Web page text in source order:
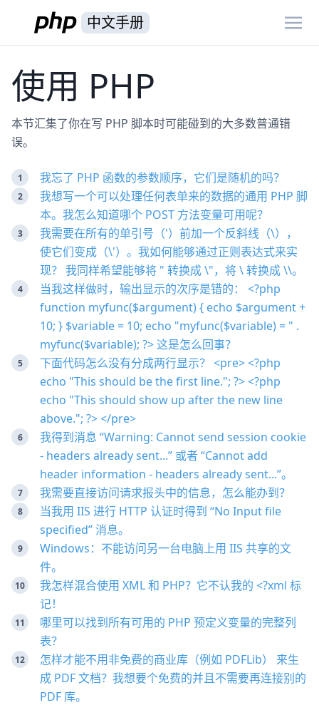
中文手册
使用 PHP
本节汇集了你在写 PHP 脚本时可能碰到的大多数普通错
误。
我忘了 PHP 函数的参数顺序，它们是随机的吗？
我想写一个可以处理任何表单来的数据的通用 PHP 脚
本。我怎么知道哪个 POST 方法变量可用呢？
我需要在所有的单引号（'）前加一个反斜线（\），
使它们变成（\'）。我如何能够通过正则表达式来实
现？ 我同样希望能够将 " 转换成 \"，将 \ 转换成 \\。
当我这样做时，输出显示的次序是错的： <?php
function myfunc($argument) { echo $argument +
10; } $variable = 10; echo "myfunc($variable) = " .
myfunc($variable); ?> 这是怎么回事？
下面代码怎么没有分成两行显示？ <pre> <?php
echo "This should be the first line."; ?> <?php
echo "This should show up after the new line
above."; ?> </pre>
我得到消息 “Warning: Cannot send session cookie
- headers already sent...” 或者 “Cannot add
header information - headers already sent...”。
我需要直接访问请求报头中的信息，怎么能办到？
当我用 IIS 进行 HTTP 认证时得到 “No Input file
specified” 消息。
Windows：不能访问另一台电脑上用 IIS 共享的文
件。
我怎样混合使用 XML 和 PHP？它不认我的 <?xml 标
记！
哪里可以找到所有可用的 PHP 预定义变量的完整列
表？
怎样才能不用非免费的商业库（例如 PDFLib） 来生
成 PDF 文档？我想要个免费的并且不需要再连接别的
PDF 库。